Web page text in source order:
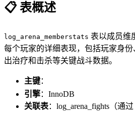
📋 表概述
log_arena_memberstats 表以成员维
每个玩家的详细表现，包括玩家身
出治疗和击杀等关键战斗数据。
主键：
引擎：InnoDB
关联表：log_arena_fights（通过